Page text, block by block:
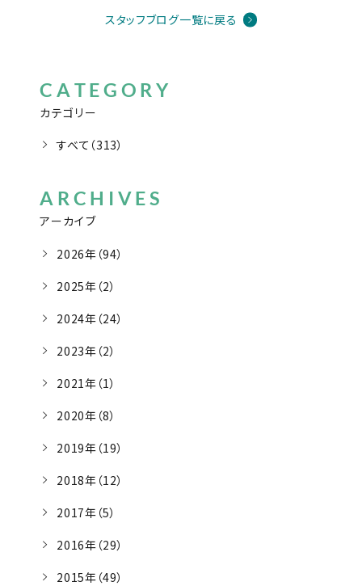
スタッフブログ一覧に戻る
カテゴリー
CATEGORY
すべて（313）
アーカイブ
ARCHIVES
2026年（94）
2025年（2）
2024年（24）
2023年（2）
2021年（1）
2020年（8）
2019年（19）
2018年（12）
2017年（5）
2016年（29）
2015年（49）